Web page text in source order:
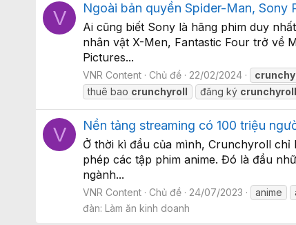
V Ngoài bản quyền Spider-Man, Sony
Ai cũng biết Sony là hãng phim duy
nhân vật X-Men, Fantastic Four trở về
Pictures...
VNR Content Chủ đề 22/02/2024
thuê bao crunchyroll đăng ký crunchyroll
V Nền tảng streaming có 100 triệu
Ở thời kì đầu của mình, Crunchyroll
phép các tập phim anime. Đó là đầu
ngành...
VNR Content Chủ đề 24/07/2023 anime
đàn: Làm ăn kinh doanh